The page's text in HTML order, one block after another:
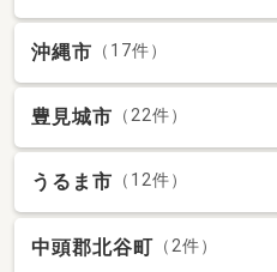
沖縄市 （17件）
豊見城市 （22件）
うるま市 （12件）
中頭郡北谷町 （2件）